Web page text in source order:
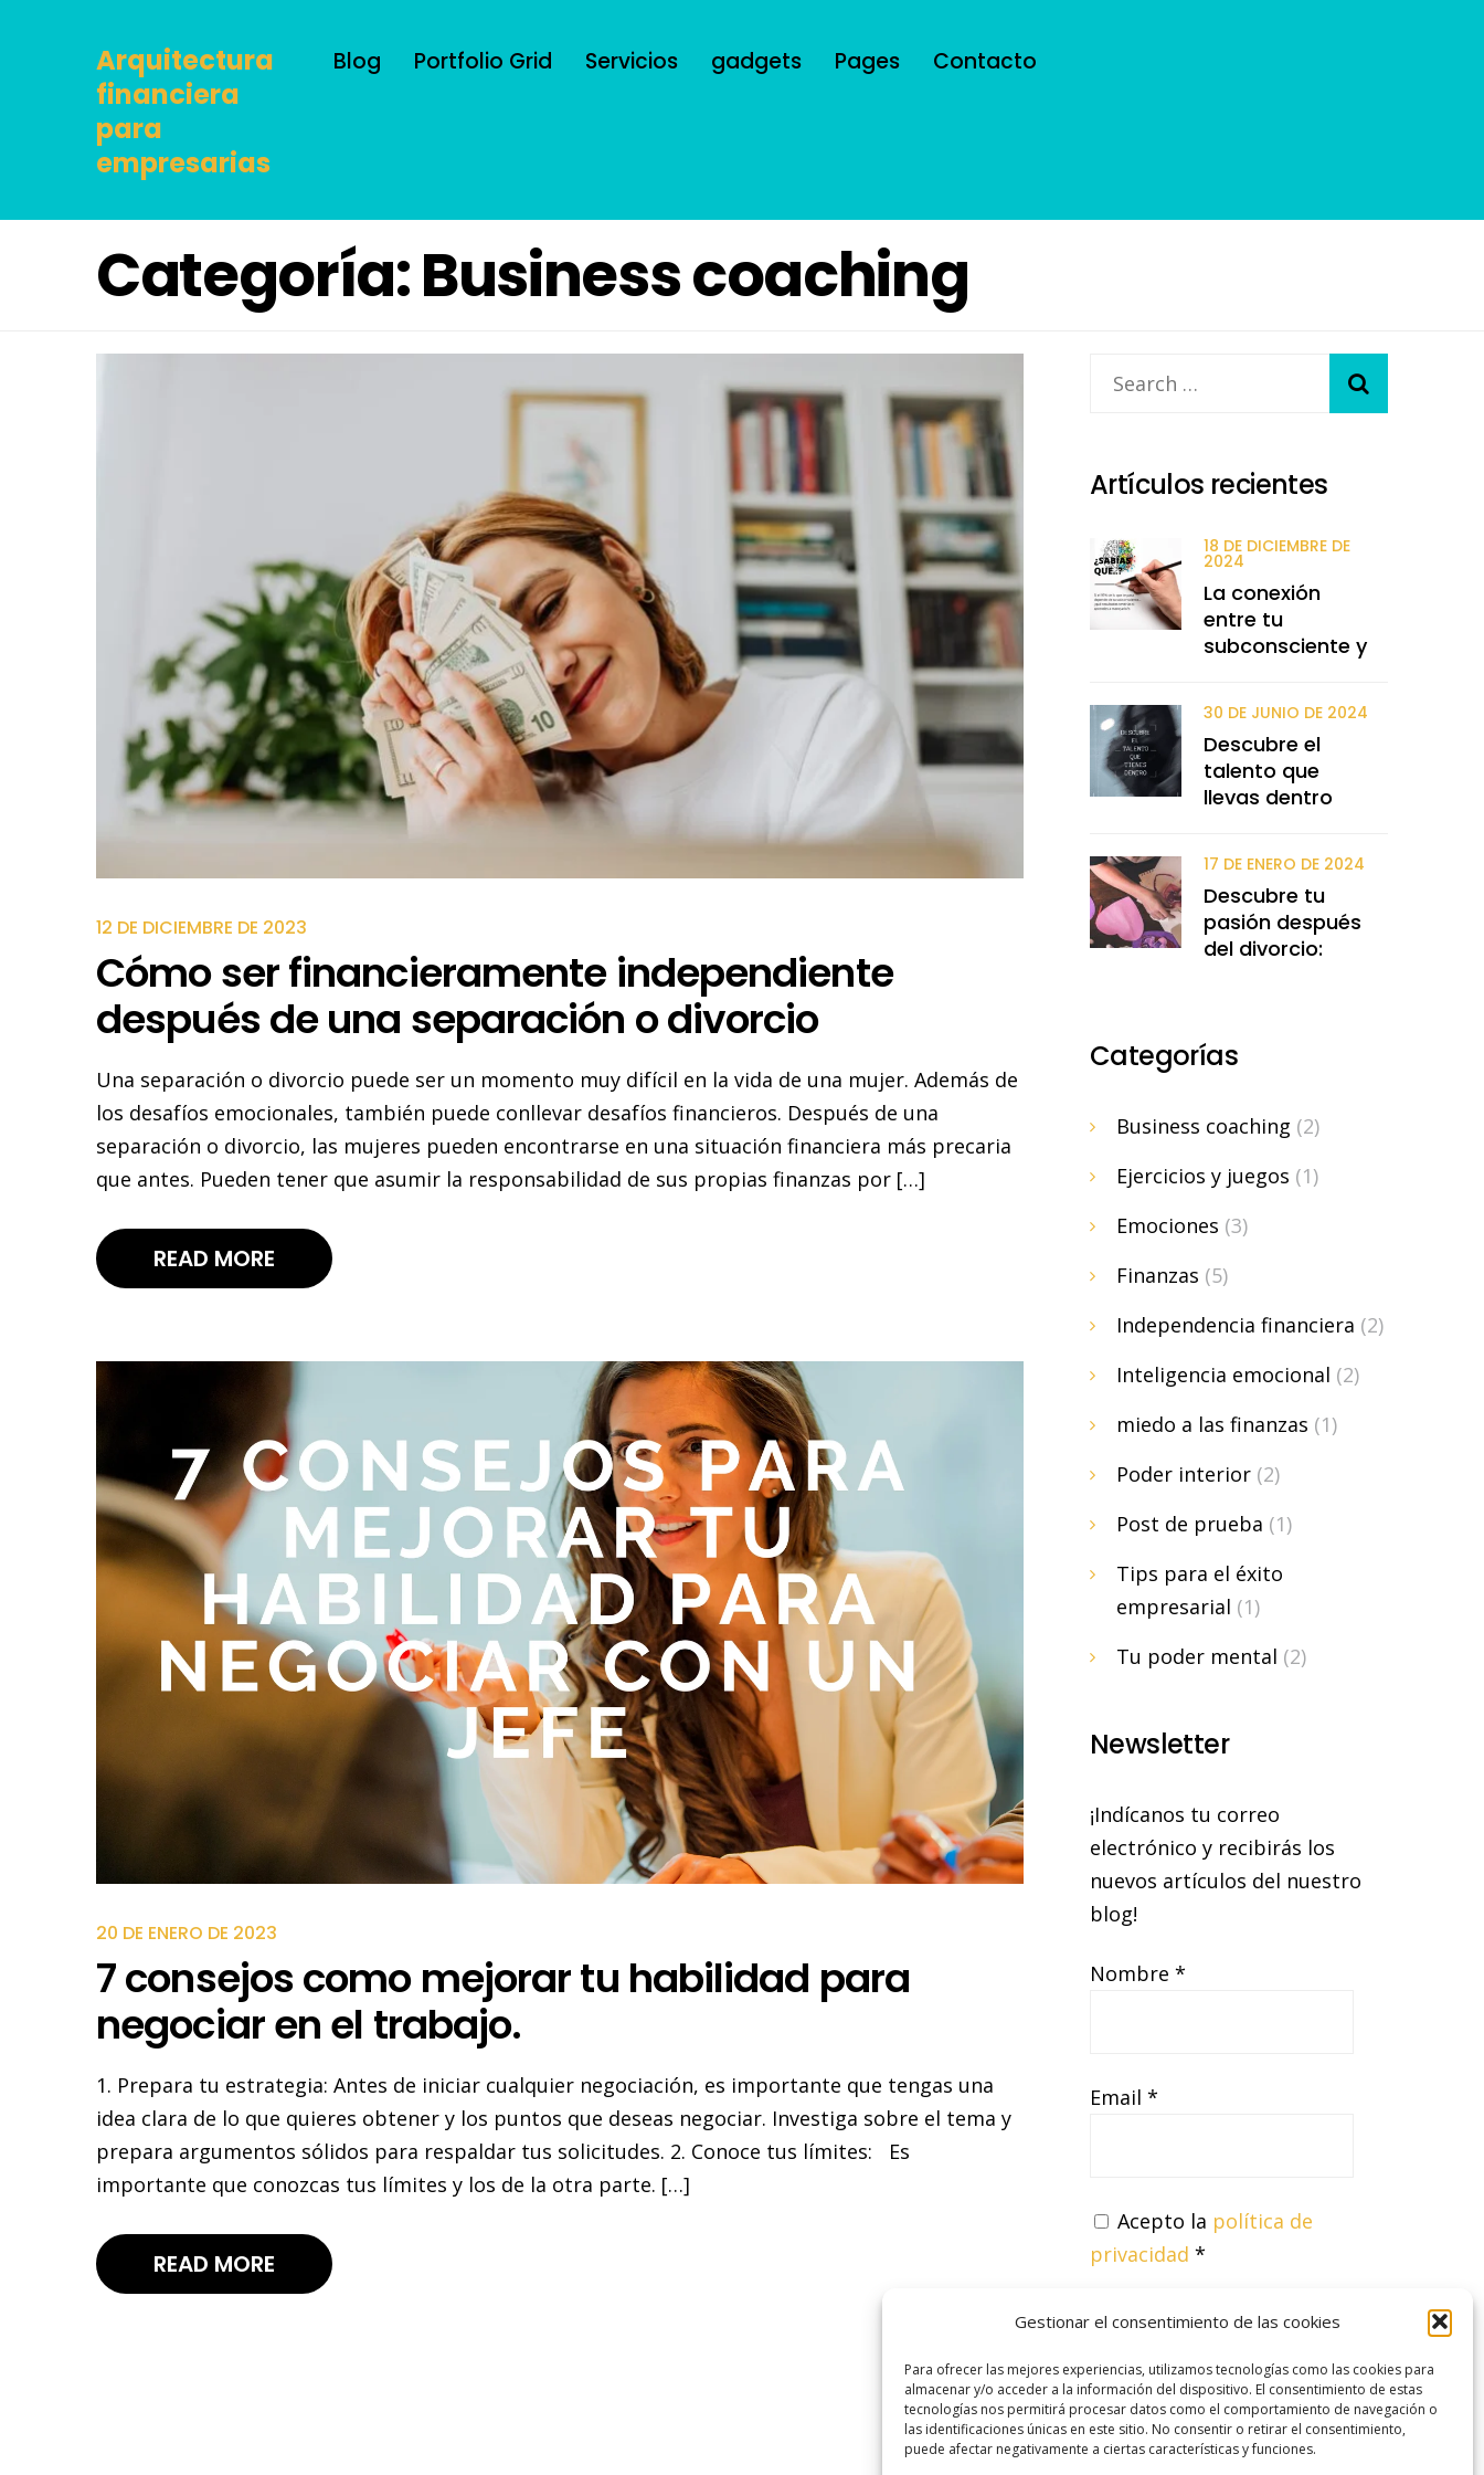
Gestionar el consentimiento de las cookies
Para ofrecer las mejores experiencias, utilizamos tecnologías como las cookies para
almacenar y/o acceder a la información del dispositivo. El consentimiento de estas
tecnologías nos permitirá procesar datos como el comportamiento de navegación o
las identificaciones únicas en este sitio. No consentir o retirar el consentimiento,
puede afectar negativamente a ciertas características y funciones.
Arquitectura
financiera
para
empresarias
Blog Portfolio Grid Servicios gadgets Pages Contacto
Categoría: Business coaching
12 DE DICIEMBRE DE 2023
Cómo ser financieramente independiente
después de una separación o divorcio
Una separación o divorcio puede ser un momento muy difícil en la vida de una mujer. Además de
los desafíos emocionales, también puede conllevar desafíos financieros. Después de una
separación o divorcio, las mujeres pueden encontrarse en una situación financiera más precaria
que antes. Pueden tener que asumir la responsabilidad de sus propias finanzas por […]
READ MORE
20 DE ENERO DE 2023
7 consejos como mejorar tu habilidad para
negociar en el trabajo.
1. Prepara tu estrategia: Antes de iniciar cualquier negociación, es importante que tengas una
idea clara de lo que quieres obtener y los puntos que deseas negociar. Investiga sobre el tema y
prepara argumentos sólidos para respaldar tus solicitudes. 2. Conoce tus límites: Es
importante que conozcas tus límites y los de la otra parte. […]
READ MORE
Artículos recientes
18 DE DICIEMBRE DE
2024
La conexión
entre tu
subconsciente y
30 DE JUNIO DE 2024
Descubre el
talento que
llevas dentro
17 DE ENERO DE 2024
Descubre tu
pasión después
del divorcio:
Categorías
Business coaching (2)
Ejercicios y juegos (1)
Emociones (3)
Finanzas (5)
Independencia financiera (2)
Inteligencia emocional (2)
miedo a las finanzas (1)
Poder interior (2)
Post de prueba (1)
Tips para el éxito
empresarial (1)
Tu poder mental (2)
Newsletter
¡Indícanos tu correo
electrónico y recibirás los
nuevos artículos del nuestro
blog!
Nombre *
Email *
Acepto la política de
privacidad *